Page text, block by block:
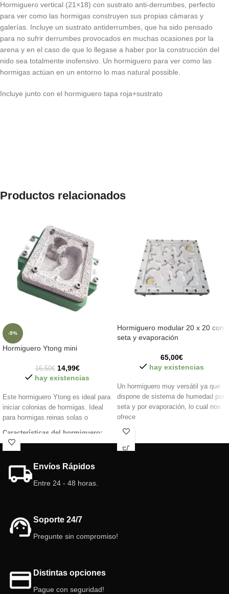
Hormiguero vertical (21×18) con sustrato anti-derrumbes, perfecto
para ver como las hormigas construyen sus propias cámaras y
galerías. Incluye un sustrato antiderrumbes, que ha sido pensado
para no sufrir derrumbes provocados en muchas ocasiones por la
arena y en el caso de que lo llegase a haber por la construcción del
nido sea totalmente inofensivo. Un hormiguero para ver como las
hormigas actúan en un entorno lo mas natural possible.
Incluye junto con el hormiguero tapa roja+sustrato
Productos relacionados
-9%
Hormiguero Ytong mini
16,50€ 14,99€
hay existencias
Este hormiguero Ytong es ideal para
iniciar colonias de hormigas. Ideal
para hormigas reinas solas o
Características del hormiguero:
Color: gris / verde (base 3d) / Rojo
color de la cubierta.
Antifugas.
Modular: NO.
Se puede conectar con todos los
Se puede conectar con tubo pero
con un adaptador.
Hormiguero modular 20 x 20 con
seta y evaporación
65,00€
hay existencias
Un hormiguero muy versátil ya que
dispone de sistema de humedad por
seta y por evaporación, lo cual nos
ofrece
Envíos Rápidos
Entre 24 - 48 horas.
Soporte 24/7
Pregunte sin compromiso!
Distintas opciones
Pague con seguridad!